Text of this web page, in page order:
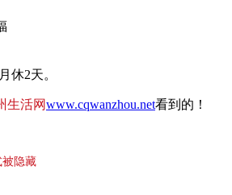
休2天。
生活网www.cqwanzhou.net看到的！
隐藏